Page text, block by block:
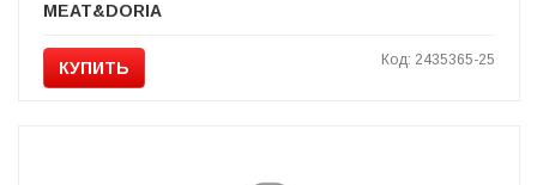
MEAT&DORIA
КУПИТЬ Код: 2435365-25